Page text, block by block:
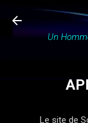
Un
Le site de